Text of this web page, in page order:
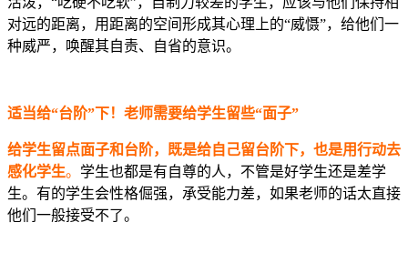
对远的距离，用距离的空间形成其心理上的“威慑”，给他们一
种威严，唤醒其自责、自省的意识。
适当给“台阶”下！老师需要给学生留些“面子”
给学生留点面子和台阶，既是给自己留台阶下，也是用行动去
感化学生。 学生也都是有自尊的人，不管是好学生还是差学
生。有的学生会性格倔强，承受能力差，如果老师的话太直接
他们一般接受不了。